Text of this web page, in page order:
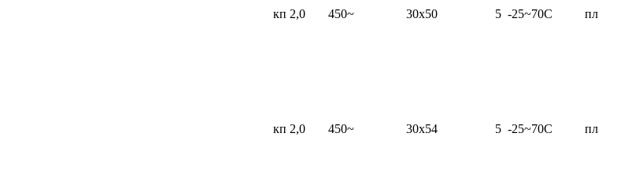
кп 2,0 450~ 30x50 5 -25~70C пл
кп 2,0 450~ 30x54 5 -25~70C пл